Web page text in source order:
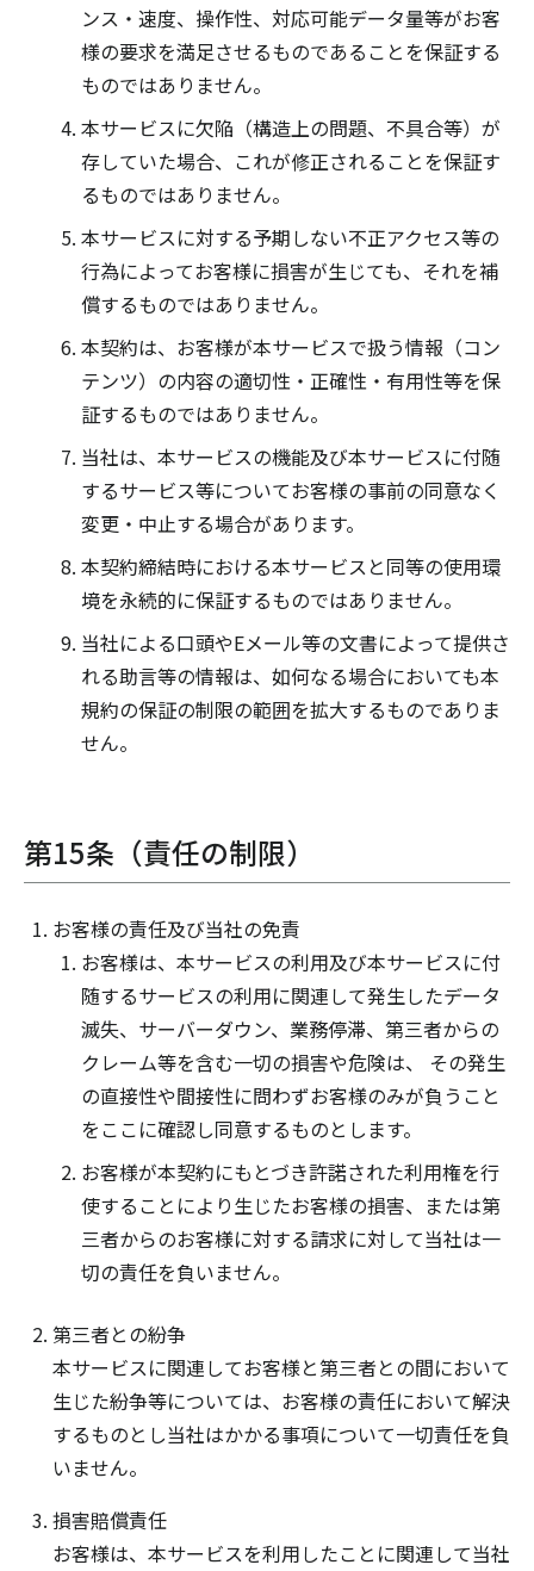
ンス・速度、操作性、対応可能データ量等がお客
様の要求を満足させるものであることを保証する
ものではありません。
本サービスに欠陥（構造上の問題、不具合等）が
存していた場合、これが修正されることを保証す
るものではありません。
本サービスに対する予期しない不正アクセス等の
行為によってお客様に損害が生じても、それを補
償するものではありません。
本契約は、お客様が本サービスで扱う情報（コン
テンツ）の内容の適切性・正確性・有用性等を保
証するものではありません。
当社は、本サービスの機能及び本サービスに付随
するサービス等についてお客様の事前の同意なく
変更・中止する場合があります。
本契約締結時における本サービスと同等の使用環
境を永続的に保証するものではありません。
当社による口頭やEメール等の文書によって提供さ
れる助言等の情報は、如何なる場合においても本
規約の保証の制限の範囲を拡大するものでありま
せん。
第15条（責任の制限）
お客様の責任及び当社の免責
お客様は、本サービスの利用及び本サービスに付
随するサービスの利用に関連して発生したデータ
滅失、サーバーダウン、業務停滞、第三者からの
クレーム等を含む一切の損害や危険は、 その発生
の直接性や間接性に問わずお客様のみが負うこと
をここに確認し同意するものとします。
お客様が本契約にもとづき許諾された利用権を行
使することにより生じたお客様の損害、または第
三者からのお客様に対する請求に対して当社は一
切の責任を負いません。
第三者との紛争
本サービスに関連してお客様と第三者との間において
生じた紛争等については、お客様の責任において解決
するものとし当社はかかる事項について一切責任を負
いません。
損害賠償責任
お客様は、本サービスを利用したことに関連して当社